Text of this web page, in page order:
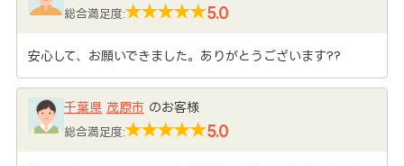
総合満足度: 5.0
安心して、お願いできました。ありがとうございます??
千葉県 茂原市 のお客様
総合満足度: 5.0